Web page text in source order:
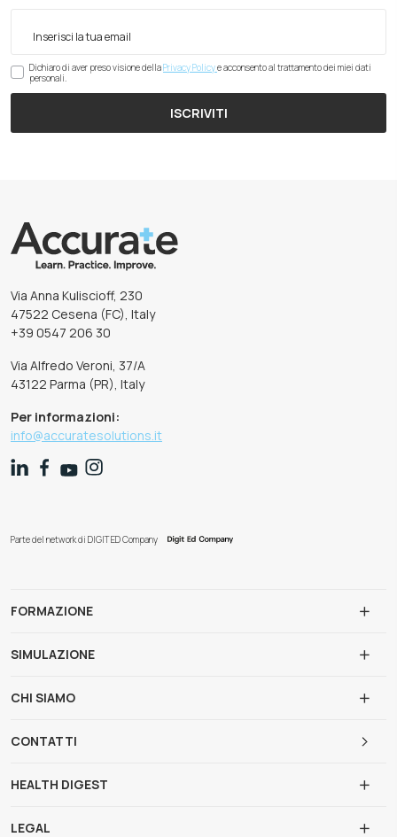
Dichiaro di aver preso visione dellaPrivacy Policye acconsento al trattamento dei miei dati
personali.
ISCRIVITI
Via Anna Kuliscioff, 230
47522 Cesena (FC), Italy
+39 0547 206 30
Via Alfredo Veroni, 37/A
43122 Parma (PR), Italy
Per informazioni:
info@accuratesolutions.it
Parte del network di DIGIT ED Company
FORMAZIONE
SIMULAZIONE
CHI SIAMO
CONTATTI
HEALTH DIGEST
LEGAL